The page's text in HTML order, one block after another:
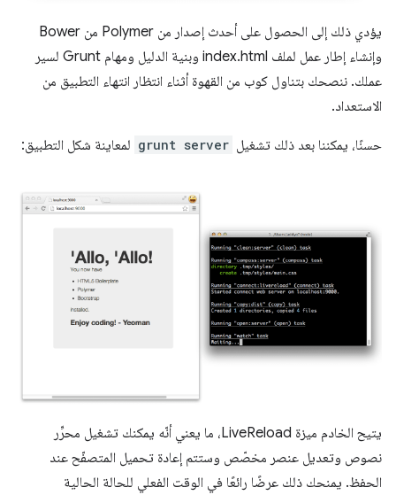
يؤدي ذلك إلى الحصول على أحدث إصدار من Polymer من Bower
وإنشاء إطار عمل لملف index.html وبنية الدليل ومهام Grunt لسير
عملك. ننصحك بتناول كوب من القهوة أثناء انتظار انتهاء التطبيق من
الاستعداد.
حسنًا، يمكننا بعد ذلك تشغيل grunt server لمعاينة شكل التطبيق:
يتيح الخادم ميزة LiveReload، ما يعني أنّه يمكنك تشغيل محرِّر
نصوص وتعديل عنصر مخصّص وستتم إعادة تحميل المتصفّح عند
الحفظ. يمنحك ذلك عرضًا رائعًا في الوقت الفعلي للحالة الحالية